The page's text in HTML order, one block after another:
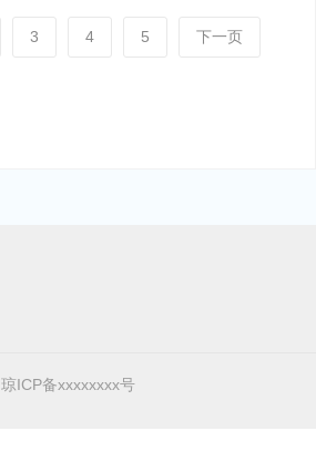
3 4 5 下一页
琼ICP备xxxxxxxx号